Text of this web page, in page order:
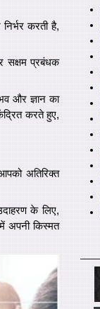
करती है,
सक्षम प्रबंधक
और ज्ञान का
करते हुए,
अतिरिक्त
के लिए,
अपनी किस्मत